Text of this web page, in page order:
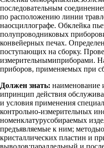
последовательным
по расположению линии
наосциллографе. Обклейка
полупроводниковых
конвейерных печах.
поступающих на сборку.
измерительнымиприборами.
приборов, применяемых при
Должен знать: наименование
ипринцип действия
и условия применения
контрольно-измерительных
номенклатурусобираемых
предъявляемые к ним;
кристаллических пластин и